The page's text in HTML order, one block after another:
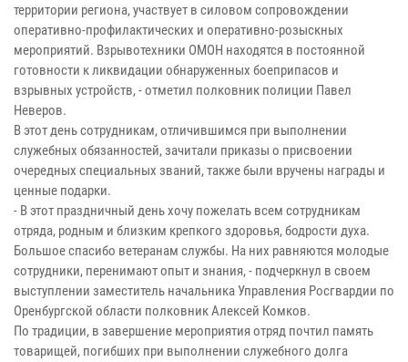
территории региона, участвует в силовом сопровождении
оперативно-профилактических и оперативно-розыскных
мероприятий. Взрывотехники ОМОН находятся в постоянной
готовности к ликвидации обнаруженных боеприпасов и
взрывных устройств, - отметил полковник полиции Павел
Неверов.
В этот день сотрудникам, отличившимся при выполнении
служебных обязанностей, зачитали приказы о присвоении
очередных специальных званий, также были вручены награды и
ценные подарки.
- В этот праздничный день хочу пожелать всем сотрудникам
отряда, родным и близким крепкого здоровья, бодрости духа.
Большое спасибо ветеранам службы. На них равняются молодые
сотрудники, перенимают опыт и знания, - подчеркнул в своем
выступлении заместитель начальника Управления Росгвардии по
Оренбургской области полковник Алексей Комков.
По традиции, в завершение мероприятия отряд почтил память
товарищей, погибших при выполнении служебного долга